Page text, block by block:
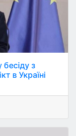
з
в Україні